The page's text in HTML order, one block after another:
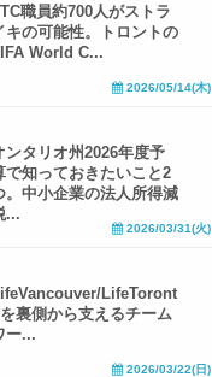
職員約700人がストラ
キの可能性。トロントの
World C...
2026/05/14(木)
ンタリオ州2026年度予
で知っておきたいこと2
。中小企業の法人所得減
...
2026/03/31(火)
LifeToront
裏側から支えるチーム
ー...
2026/03/22(日)